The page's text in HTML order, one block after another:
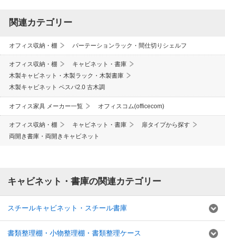
関連カテゴリー
オフィス収納・棚 パーテーションラック・間仕切りシェルフ
オフィス収納・棚
キャビネット・書庫
木製キャビネット・木製ラック・木製書庫
木製キャビネット ペスパ2.0 古木調
オフィス家具 メーカー一覧 オフィスコム(officecom)
オフィス収納・棚 キャビネット・書庫
扉タイプから探す
両開き書庫・両開きキャビネット
キャビネット・書庫の関連カテゴリー
スチールキャビネット・スチール書庫
書類整理棚・小物整理棚・書類整理ケース